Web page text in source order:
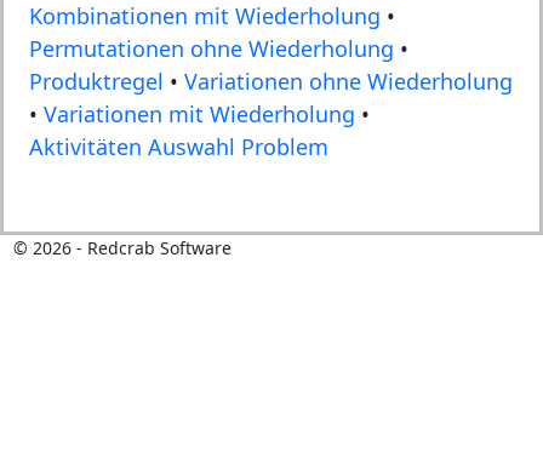
Kombinationen mit Wiederholung •
Permutationen ohne Wiederholung •
Produktregel • Variationen ohne Wiederholung
• Variationen mit Wiederholung •
Aktivitäten Auswahl Problem
© 2026- Redcrab Software